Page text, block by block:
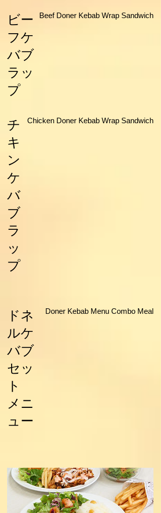
ビー
フケ
バブ
ラッ
プ
Beef Doner Kebab Wrap Sandwich
チ
キ
ン
ケ
バ
ブ
ラ
ッ
プ
Chicken Doner Kebab Wrap Sandwich
ドネ
ルケ
バブ
セッ
ト
メニ
ュー
Doner Kebab Menu Combo Meal